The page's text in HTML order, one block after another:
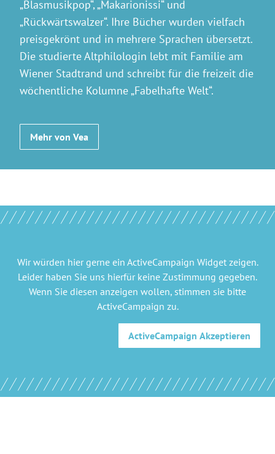
„Blasmusikpop“, „Makarionissi“ und
„Rückwärtswalzer“. Ihre Bücher wurden vielfach
preisgekrönt und in mehrere Sprachen übersetzt.
Die studierte Altphilologin lebt mit Familie am
Wiener Stadtrand und schreibt für die freizeit die
wöchentliche Kolumne „Fabelhafte Welt“.
Mehr von Vea
Wir würden hier gerne ein ActiveCampaign Widgetzeigen.
Leider haben Sie uns hierfür keine Zustimmung gegeben.
Wenn Sie diesen anzeigen wollen, stimmen sie bitte
ActiveCampaign zu.
ActiveCampaign Akzeptieren